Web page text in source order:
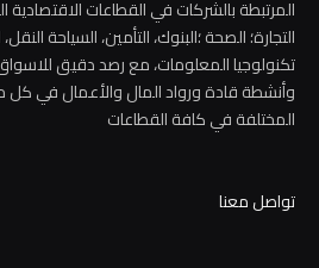
المرتبطة بالشركات في القطاعات الاقتصادية
التجارة؛ الصحة ؛البنوك، التأمين، السياحة
تكنولوجيا المعلومات، مع رصد دقيق للاسواق
وأنشطة قادة ورواد المال والأعمال في كل
المختلفة في كافة القطاعات
تواصل معنا